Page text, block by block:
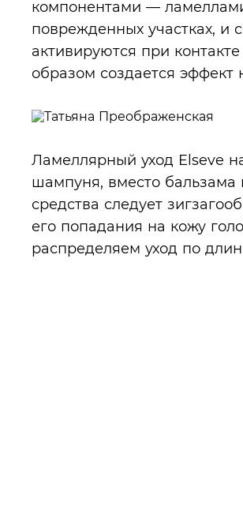
компонентами —
поврежденных участках, и
активируются при
образом создается
Ламеллярный уход Elseve
шампуня, вместо бальзама
средства следует
его попадания на кожу
распределяем уход по